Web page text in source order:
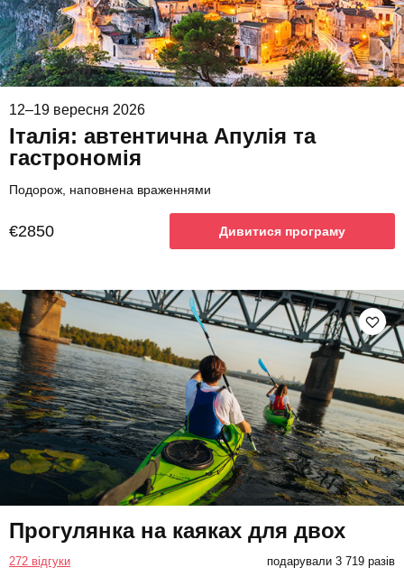
12–19 вересня 2026
Італія: автентична Апулія та
гастрономія
Подорож, наповнена враженнями
€2850 Дивитися програму
Прогулянка на каяках для двох
272 відгуки подарували 3 719 разів